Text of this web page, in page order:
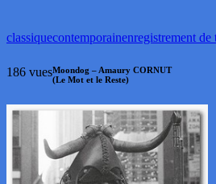
classiquecontemporainenregistrement de
186 vuesMoondog – Amaury CORNUT
(Le Mot et le Reste)